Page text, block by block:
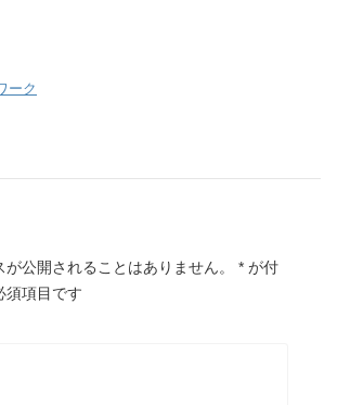
ーク
が公開されることはありません。 * が付
須項目です